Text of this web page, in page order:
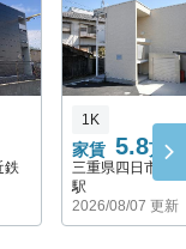
鉄
家賃 5.8万円
1K
三重県四日市市
駅
2026/08/07 更新